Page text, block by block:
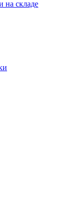
на складе